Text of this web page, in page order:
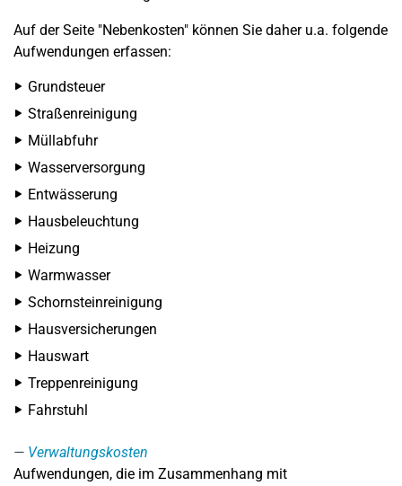
Auf der Seite "Nebenkosten" können Sie daher u.a. folgende
Aufwendungen erfassen:
Grundsteuer
Straßenreinigung
Müllabfuhr
Wasserversorgung
Entwässerung
Hausbeleuchtung
Heizung
Warmwasser
Schornsteinreinigung
Hausversicherungen
Hauswart
Treppenreinigung
Fahrstuhl
Verwaltungskosten
Aufwendungen, die im Zusammenhang mit